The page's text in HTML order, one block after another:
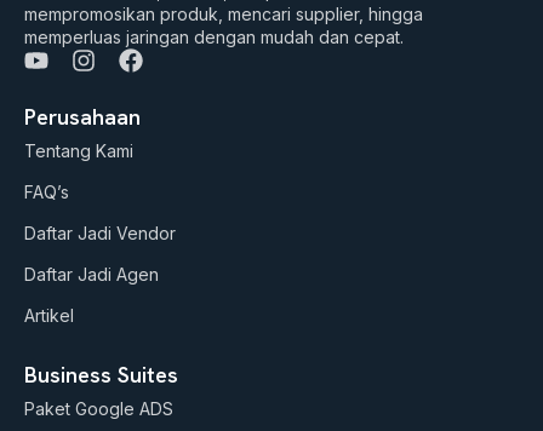
mempromosikan produk, mencari supplier, hingga
memperluas jaringan dengan mudah dan cepat.
Y
u
t
u
b
e
I
s
t
a
a
F
c
e
b
k
Perusahaan
Tentang Kami
FAQ’s
Daftar Jadi Vendor
Daftar Jadi Agen
Artikel
Business Suites
Paket Google ADS